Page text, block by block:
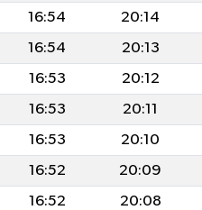
16:54 20:14
16:54 20:13
16:53 20:12
16:53 20:11
16:53 20:10
16:52 20:09
16:52 20:08